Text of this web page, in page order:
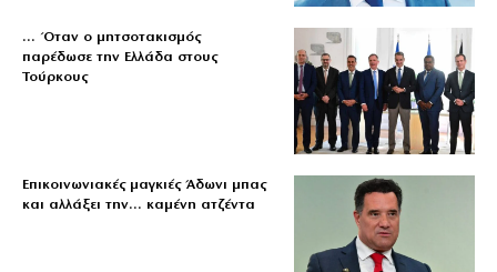
… Όταν ο μητσοτακισμός
παρέδωσε την Ελλάδα στους
Τούρκους
Επικοινωνιακές μαγκιές Άδωνι μπας
και αλλάξει την… καμένη ατζέντα